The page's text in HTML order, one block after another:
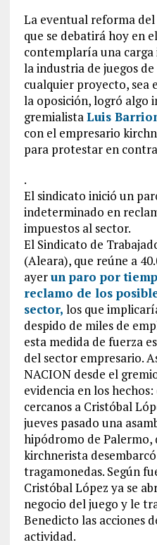
La eventual reforma del
que se debatirá hoy en el
contemplaría una
la industria de juegos de
cualquier proyecto, sea
la oposición, logró algo
gremialistaLuis
con el empresario
para protestar en
.
El sindicato inició un
indeterminado en
impuestos al sector.
El Sindicato de
(Aleara), que reúne a
ayerun paro por
reclamo de los
sector, los que
despido de miles de
esta medida de fuerza
del sector empresario.
NACION desde el
evidencia en los
cercanos a Cristóbal
jueves pasado una
hipódromo de Palermo,
kirchnerista
tragamonedas. Según
Cristóbal López ya se
negocio del juego y le
Benedicto las acciones
actividad.